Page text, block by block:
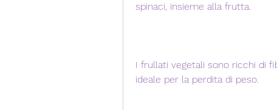
spinaci, insieme alla frutta.
I frullati vegetali sono ricchi di
ideale per la perdita di peso.